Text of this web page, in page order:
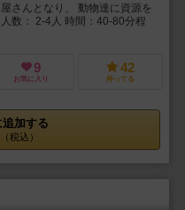
さんとなり、 動物達に資源を
数： 2-4人 時間：40-80分程
9
お気に入り
42
持ってる
追加する
税込）